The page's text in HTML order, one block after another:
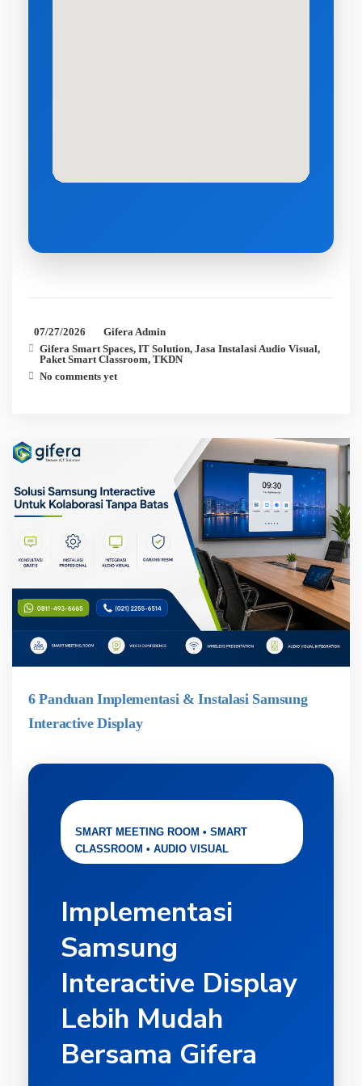
07/27/2026
Gifera Admin
Gifera Smart Spaces, IT Solution, Jasa Instalasi Audio Visual,
Paket Smart Classroom, TKDN
No comments yet
6 Panduan Implementasi & Instalasi Samsung
Interactive Display
SMART MEETING ROOM • SMART
CLASSROOM • AUDIO VISUAL
Implementasi
Samsung
Interactive Display
Lebih Mudah
Bersama Gifera